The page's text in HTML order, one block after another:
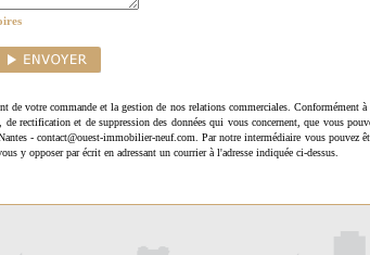
votre commande et la gestion de nos relations commerciales. Conformément à
rectification et de suppression des données qui vous concernent, que vous
- contact@ouest-immobilier-neuf.com. Par notre intermédiaire vous pouvez
y opposer par écrit en adressant un courrier à l'adresse indiquée ci-dessus.